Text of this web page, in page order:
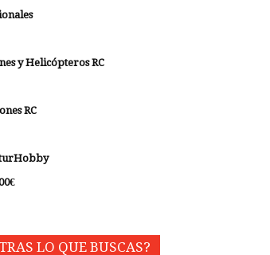
y Helicópteros RC
RC
LO QUE BUSCAS?